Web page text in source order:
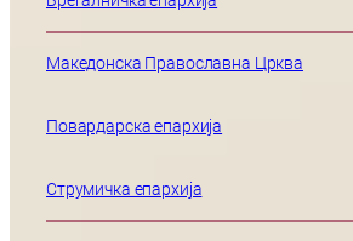
Македонска Православна Црква
Повардарска епархија
Струмичка епархија